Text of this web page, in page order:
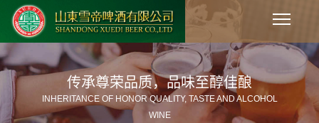
传承尊荣品质，品味至醇佳酿
INHERITANCE OF HONOR QUALITY, TASTE AND ALCOHOL
WINE